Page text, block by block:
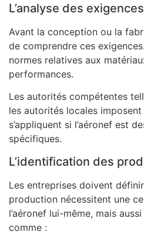
L’analyse des
Avant la conception ou la
de comprendre ces
normes relatives aux
performances.
Les autorités compétentes
les autorités locales imposent
s’appliquent si l’aéronef est
spécifiques.
L’identification des
Les entreprises doivent
production nécessitent une
l’aéronef lui-même, mais
comme :